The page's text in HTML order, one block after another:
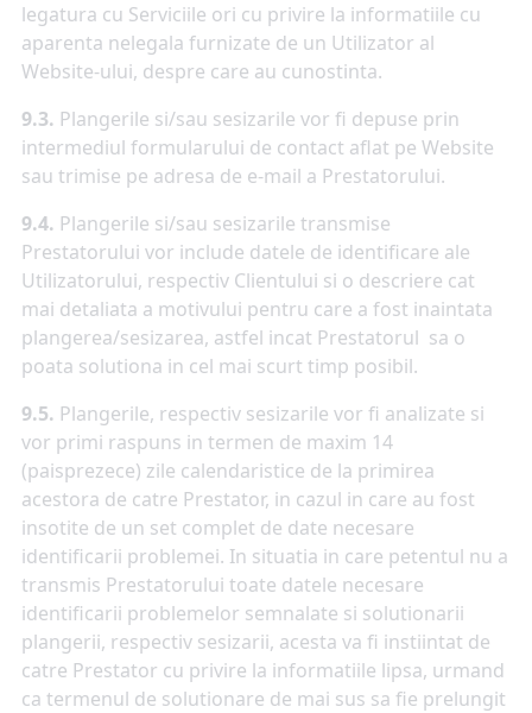
legatura cu Serviciile ori cu privire la informatiile cu
aparenta nelegala furnizate de un Utilizator al
Website-ului, despre care au cunostinta.
9.3. Plangerile si/sau sesizarile vor fi depuse prin
intermediul formularului de contact aflat pe Website
sau trimise pe adresa de e-mail a Prestatorului.
9.4. Plangerile si/sau sesizarile transmise
Prestatorului vor include datele de identificare ale
Utilizatorului, respectiv Clientului si o descriere cat
mai detaliata a motivului pentru care a fost inaintata
plangerea/sesizarea, astfel incat Prestatorul sa o
poata solutiona in cel mai scurt timp posibil.
9.5. Plangerile, respectiv sesizarile vor fi analizate si
vor primi raspuns in termen de maxim 14
(paisprezece) zile calendaristice de la primirea
acestora de catre Prestator, in cazul in care au fost
insotite de un set complet de date necesare
identificarii problemei. In situatia in care petentul nu a
transmis Prestatorului toate datele necesare
identificarii problemelor semnalate si solutionarii
plangerii, respectiv sesizarii, acesta va fi instiintat de
catre Prestator cu privire la informatiile lipsa, urmand
ca termenul de solutionare de mai sus sa fie prelungit